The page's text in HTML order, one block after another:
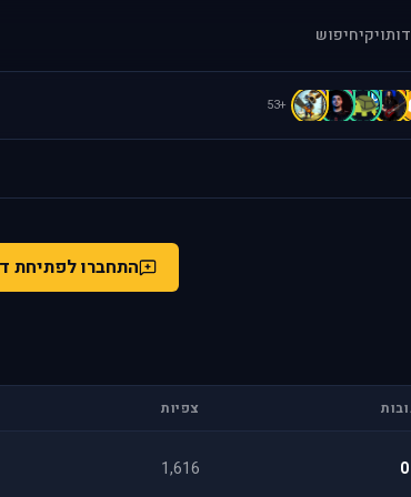
ויקיחיפוש
b
C
C
C
+53
התחברו לפתיחת
צפיות
0
1,616